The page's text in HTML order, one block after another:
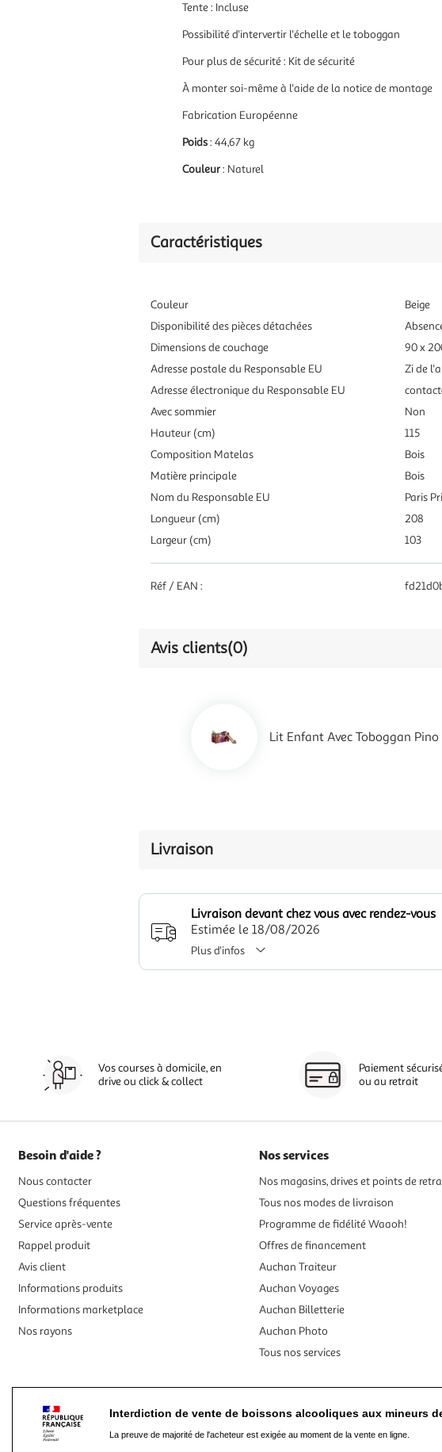
Tente : Incluse
Possibilité d'intervertir l'échelle et le toboggan
Pour plus de sécurité : Kit de sécurité
À monter soi-même à l'aide de la notice de montage
Fabrication Européenne
Poids: 44,67 kg
Couleur: Naturel
Caractéristiques
Couleur
Beige
Disponibilité des pièces détachées
Dimensions de couchage
90 x
Adresse postale du Responsable EU
Zi de
Adresse électronique du Responsable EU
Avec sommier
Non
Hauteur (cm)
115
Composition Matelas
Bois
Matière principale
Bois
Nom du Responsable EU
Paris
Longueur (cm)
208
Largeur (cm)
103
Réf / EAN :
Avis clients(0)
Lit Enfant Avec Toboggan
Livraison
Livraison devant chez vous avec rendez-vous
Estimée le 18/08/2026
Plus d'infos
Vos courses à domicile, en
drive ou click & collect
Paiement
ou au retrait
Besoin d'aide ?
Nous contacter
Questions fréquentes
Service après-vente
Rappel produit
Avis client
Informations produits
Informations marketplace
Nos rayons
Nos services
Nos magasins, drives et points de
Tous nos modes de livraison
Programme de fidélité Waaoh!
Offres de financement
Auchan Traiteur
Auchan Voyages
Auchan Billetterie
Auchan Photo
Tous nos services
Interdiction de vente de boissons alcooliques aux mineurs
La preuve de majorité de l'acheteur est exigée au moment de la vente en ligne.